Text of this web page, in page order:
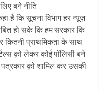
बने नीति
है कि सूचना विभाग हर न्यूज़
हो सके कि हम सरकार कि
कितनी प्राथमिकता के साथ
क़ो लेकर कोई पॉलिसी बने
क़ो शामिल कर उसकी